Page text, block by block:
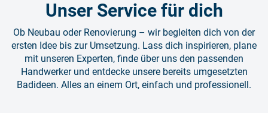
Unser Service für dich
Ob Neubau oder Renovierung – wir begleiten dich von der
ersten Idee bis zur Umsetzung. Lass dich inspirieren, plane
mit unseren Experten, finde über uns den passenden
Handwerker und entdecke unsere bereits umgesetzten
Badideen. Alles an einem Ort, einfach und professionell.